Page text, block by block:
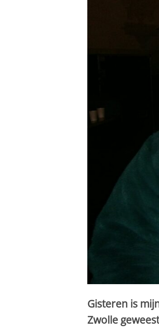
Gisteren is
Zwolle